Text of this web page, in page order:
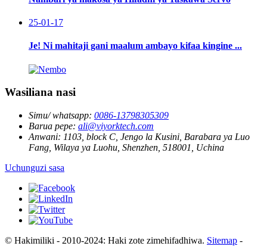
25-01-17
Je! Ni mahitaji gani maalum ambayo kifaa kingine ...
Wasiliana nasi
Simu/ whatsapp: 0086-13798305309
Barua pepe: ali@viyorktech.com
Anwani: 1103, block C, Jengo la Kusini, Barabara ya Luo
Fang, Wilaya ya Luohu, Shenzhen, 518001, Uchina
Uchunguzi sasa
© Hakimiliki - 2010-2024: Haki zote zimehifadhiwa. Sitemap -